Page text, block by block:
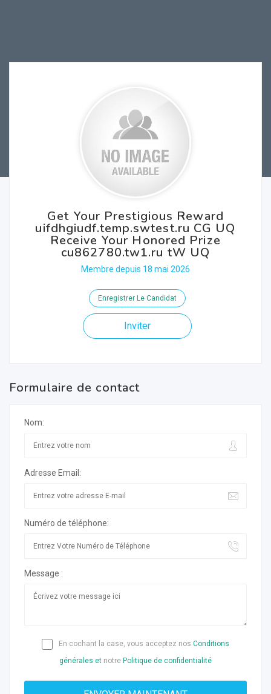
Get Your Prestigious Reward
uifdhgiudf.temp.swtest.ru CG UQ
Receive Your Honored Prize
cu862780.tw1.ru tW UQ
Membre depuis 18 mai 2026
Enregistrer Le Candidat
Inviter
Formulaire de contact
Nom:
Adresse Email:
Numéro de téléphone:
Message :
En cochant la case, vous acceptez nos Conditions
générales et notre Politique de confidentialité